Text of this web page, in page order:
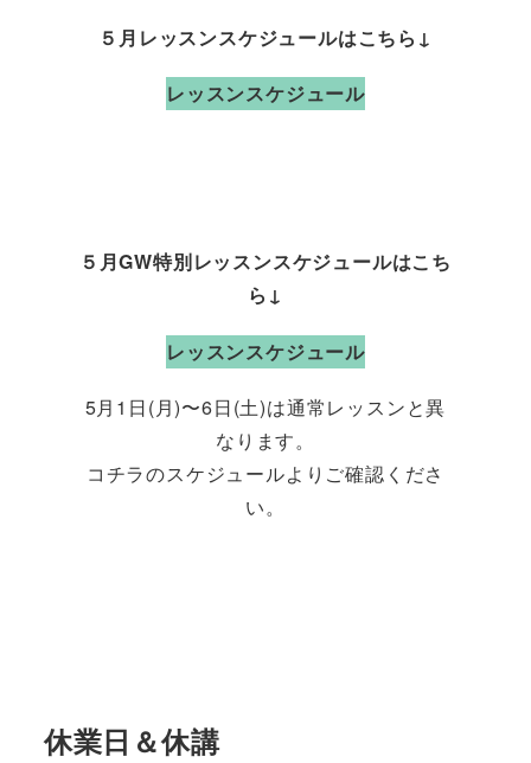
５月レッスンスケジュールはこちら↓
レッスンスケジュール
５月GW特別レッスンスケジュールはこち
ら↓
レッスンスケジュール
5月1日(月)〜6日(土)は通常レッスンと異
なります。
コチラのスケジュールよりご確認くださ
い。
休業日＆休講